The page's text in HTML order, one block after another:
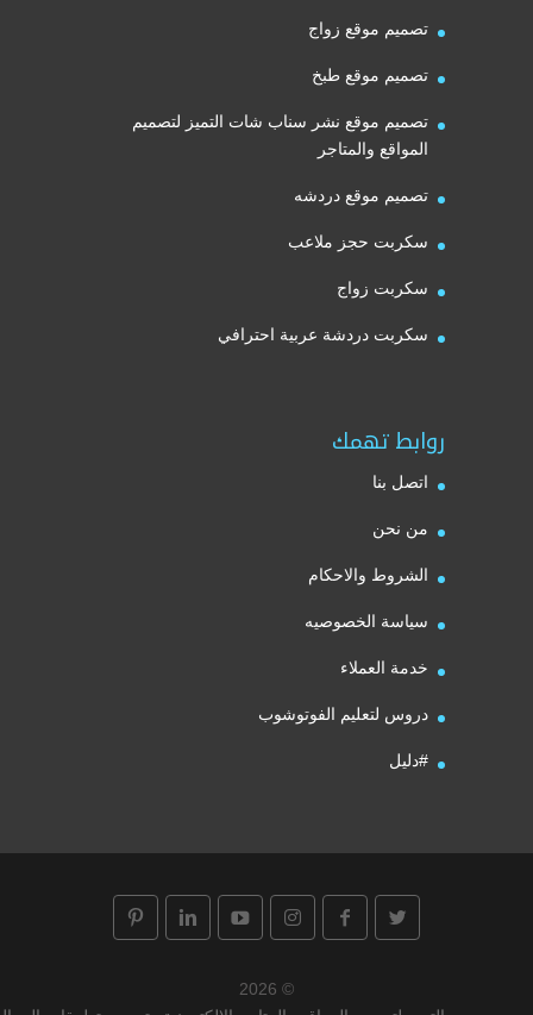
تصميم موقع زواج
تصميم موقع طبخ
تصميم موقع نشر سناب شات التميز لتصميم
المواقع والمتاجر
تصميم موقع دردشه
سكربت حجز ملاعب
سكربت زواج
سكربت دردشة عربية احترافي
روابط تهمك
اتصل بنا
من نحن
الشروط والاحكام
سياسة الخصوصيه
خدمة العملاء
دروس لتعليم الفوتوشوب
#دليل
© 2026